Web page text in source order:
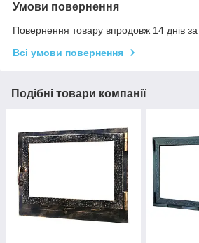
Умови повернення
Повернення товару впродовж 14 днів
Всі умови повернення
Подібні товари компанії